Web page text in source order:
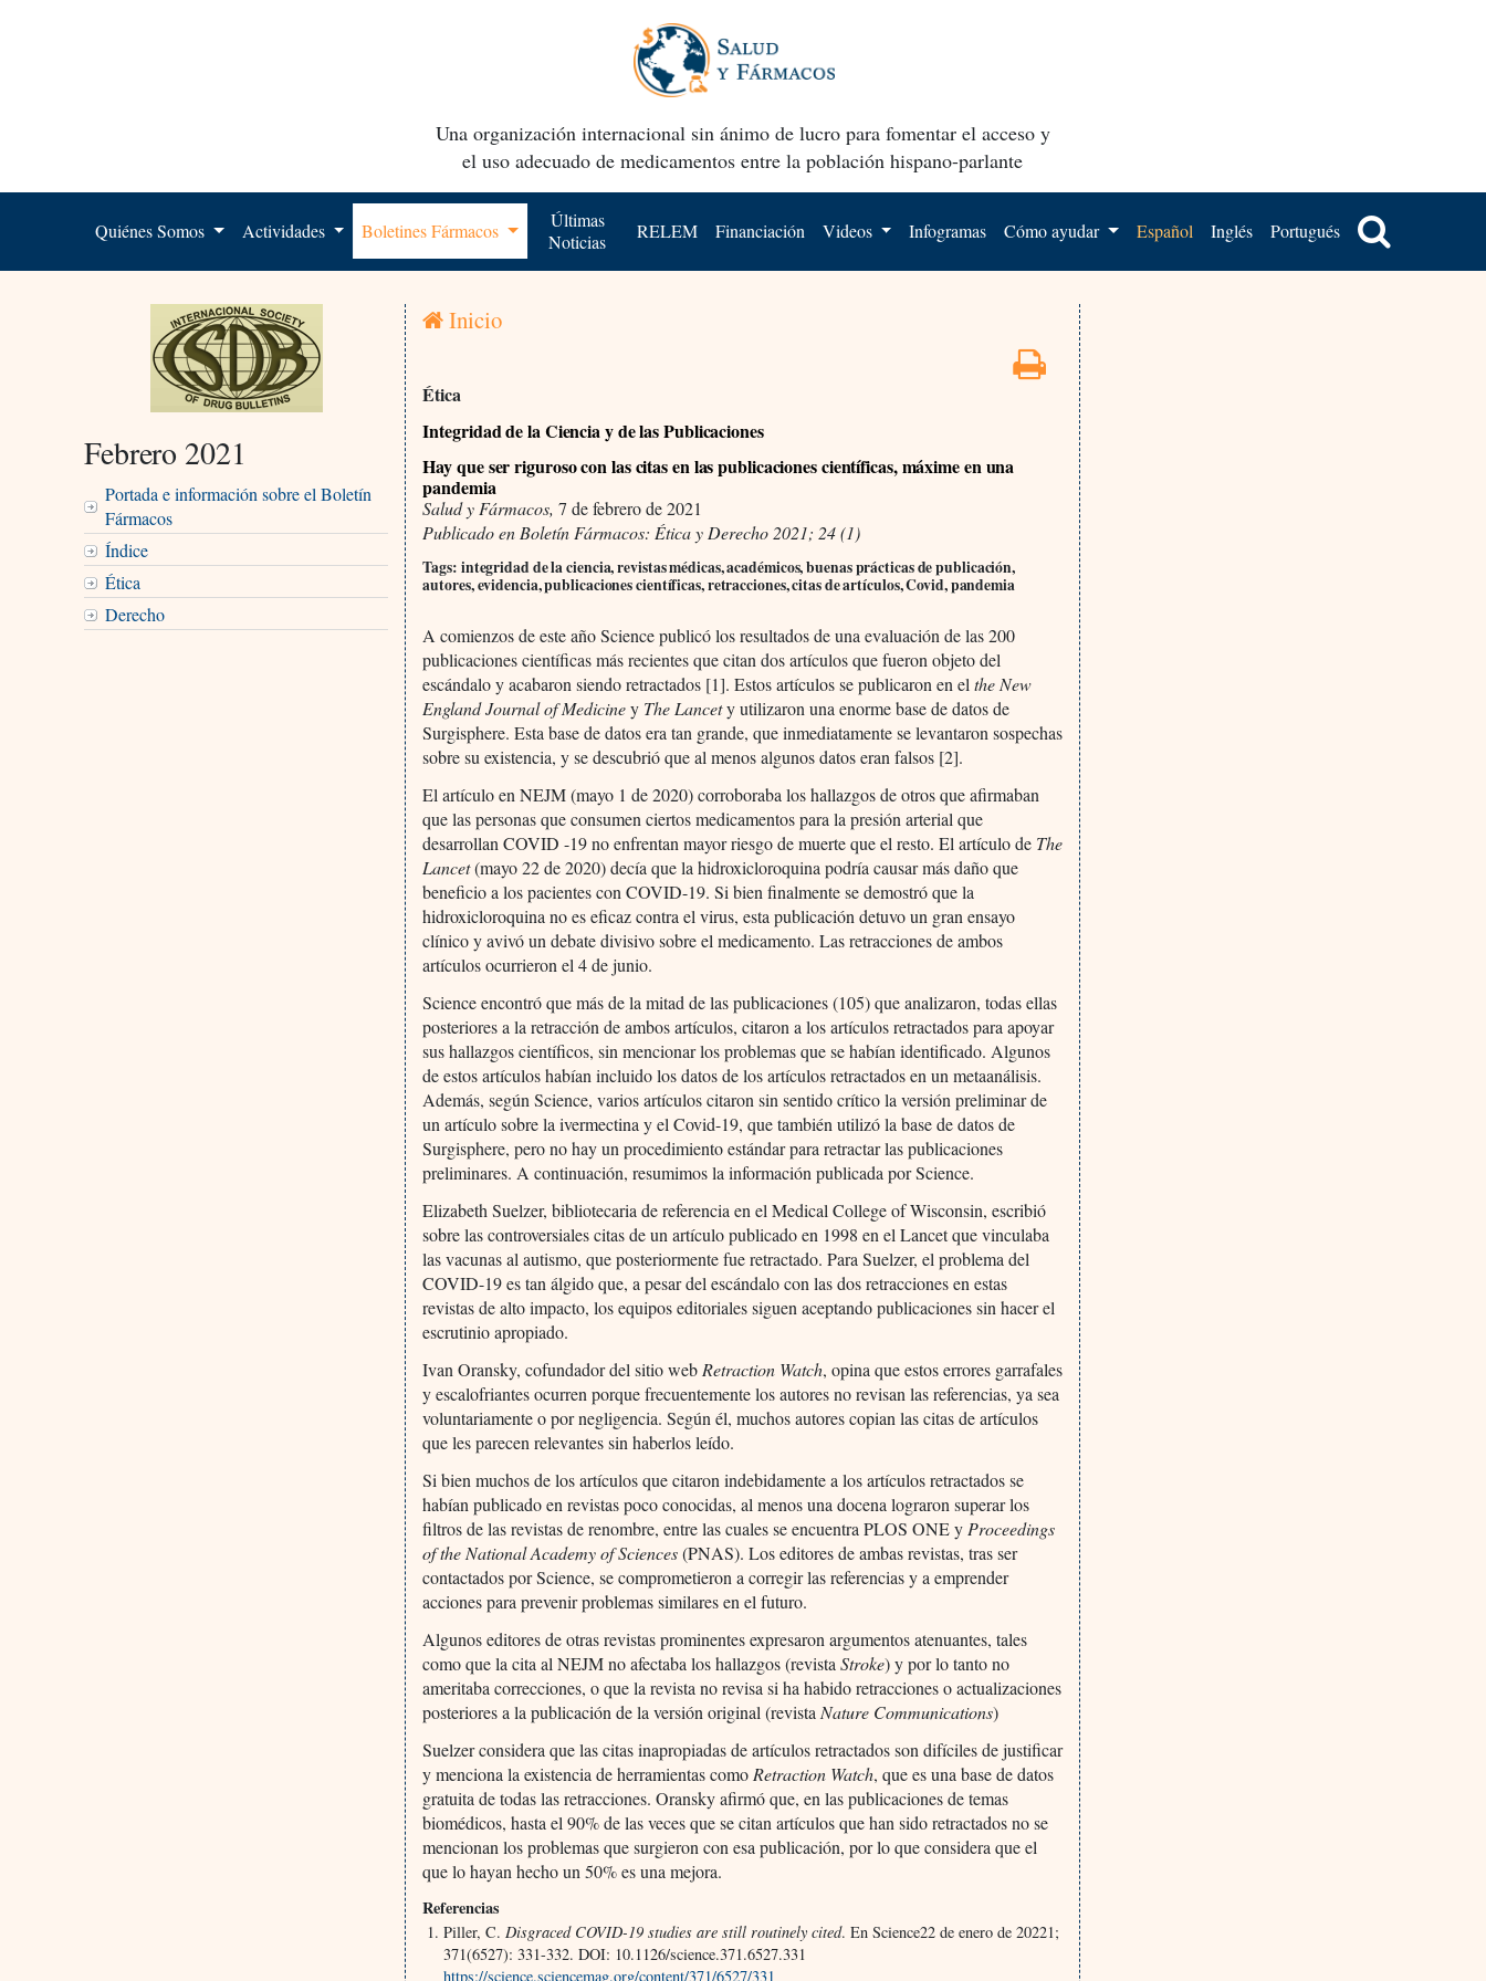
Una organización internacional sin ánimo de lucro para fomentar el acceso y
el uso adecuado de medicamentos entre la población hispano-parlante
Quiénes Somos Actividades Boletines Fármacos
Últimas
Noticias
RELEM Financiación Videos Infogramas Cómo ayudar Español Inglés Portugués
Febrero 2021
Portada e información sobre el Boletín
Fármacos
Índice
Ética
Derecho
Inicio
Ética
Integridad de la Ciencia y de las Publicaciones
Hay que ser riguroso con las citas en las publicaciones científicas, máxime en una
pandemia
Salud y Fármacos, 7 de febrero de 2021
Publicado en Boletín Fármacos: Ética y Derecho 2021; 24 (1)
Tags: integridad de la ciencia, revistas médicas, académicos, buenas prácticas de publicación,
autores, evidencia, publicaciones científicas, retracciones, citas de artículos, Covid, pandemia
A comienzos de este año Science publicó los resultados de una evaluación de las 200
publicaciones científicas más recientes que citan dos artículos que fueron objeto del
escándalo y acabaron siendo retractados [1]. Estos artículos se publicaron en elthe New
England Journal of Mediciney The Lancety utilizaron una enorme base de datos de
Surgisphere. Esta base de datos era tan grande, que inmediatamente se levantaron sospechas
sobre su existencia, y se descubrió que al menos algunos datos eran falsos [2].
El artículo en NEJM (mayo 1 de 2020) corroboraba los hallazgos de otros que afirmaban
que las personas que consumen ciertos medicamentos para la presión arterial que
desarrollan COVID -19 no enfrentan mayor riesgo de muerte que el resto. El artículo de The
Lancet(mayo 22 de 2020) decía que la hidroxicloroquina podría causar más daño que
beneficio a los pacientes con COVID-19. Si bien finalmente se demostró que la
hidroxicloroquina no es eficaz contra el virus, esta publicación detuvo un gran ensayo
clínico y avivó un debate divisivo sobre el medicamento. Las retracciones de ambos
artículos ocurrieron el 4 de junio.
Science encontró que más de la mitad de las publicaciones (105) que analizaron, todas ellas
posteriores a la retracción de ambos artículos, citaron a los artículos retractados para apoyar
sus hallazgos científicos, sin mencionar los problemas que se habían identificado. Algunos
de estos artículos habían incluido los datos de los artículos retractados en un metaanálisis.
Además, según Science, varios artículos citaron sin sentido crítico la versión preliminar de
un artículo sobre la ivermectina y el Covid-19, que también utilizó la base de datos de
Surgisphere, pero no hay un procedimiento estándar para retractar las publicaciones
preliminares. A continuación, resumimos la información publicada por Science.
Elizabeth Suelzer, bibliotecaria de referencia en el Medical College of Wisconsin, escribió
sobre las controversiales citas de un artículo publicado en 1998 en el Lancet que vinculaba
las vacunas al autismo, que posteriormente fue retractado. Para Suelzer, el problema del
COVID-19 es tan álgido que, a pesar del escándalo con las dos retracciones en estas
revistas de alto impacto, los equipos editoriales siguen aceptando publicaciones sin hacer el
escrutinio apropiado.
Ivan Oransky, cofundador del sitio web Retraction Watch, opina que estos errores garrafales
y escalofriantes ocurren porque frecuentemente los autores no revisan las referencias, ya sea
voluntariamente o por negligencia. Según él, muchos autores copian las citas de artículos
que les parecen relevantes sin haberlos leído.
Si bien muchos de los artículos que citaron indebidamente a los artículos retractados se
habían publicado en revistas poco conocidas, al menos una docena lograron superar los
filtros de las revistas de renombre, entre las cuales se encuentra PLOS ONE y Proceedings
of the National Academy of Sciences(PNAS). Los editores de ambas revistas, tras ser
contactados por Science, se comprometieron a corregir las referencias y a emprender
acciones para prevenir problemas similares en el futuro.
Algunos editores de otras revistas prominentes expresaron argumentos atenuantes, tales
como que la cita al NEJM no afectaba los hallazgos (revistaStroke) y por lo tanto no
ameritaba correcciones, o que la revista no revisa si ha habido retracciones o actualizaciones
posteriores a la publicación de la versión original (revista Nature Communications)
Suelzer considera que las citas inapropiadas de artículos retractados son difíciles de justificar
y menciona la existencia de herramientas como Retraction Watch, que es una base de datos
gratuita de todas las retracciones. Oransky afirmó que, en las publicaciones de temas
biomédicos, hasta el 90% de las veces que se citan artículos que han sido retractados no se
mencionan los problemas que surgieron con esa publicación, por lo que considera que el
que lo hayan hecho un 50% es una mejora.
Referencias
Piller, C. Disgraced COVID-19 studies are still routinely cited. En Science22 de enero de 20221;
371(6527): 331-332. DOI: 10.1126/science.371.6527.331
https://science.sciencemag.org/content/371/6527/331